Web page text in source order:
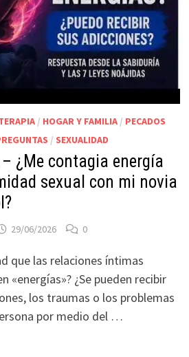
/ HOGAR Y FAMILIA/ PECADOS
/ SEXUALIDAD
– ¿Me contagia energía
sexual con mi novia
29/06/2026 0
que las relaciones íntimas
«energías»? ¿Se pueden recibir
los traumas o los problemas
por medio del …